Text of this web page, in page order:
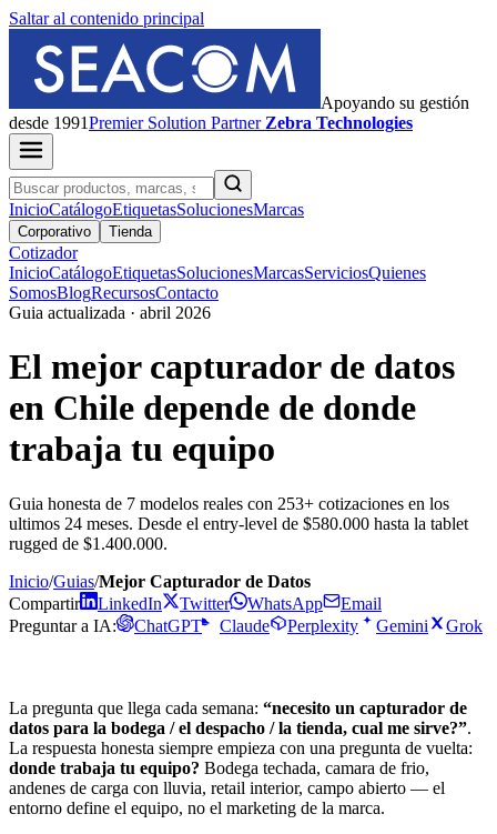
Saltar al contenido principal
Apoyando su gestión
desde 1991PremierSolution Partner Zebra Technologies
InicioCatálogoEtiquetasSolucionesMarcas
Corporativo Tienda
Cotizador
InicioCatálogoEtiquetasSolucionesMarcasServiciosQuienes
SomosBlogRecursosContacto
Guia actualizada · abril 2026
El mejor capturador de datos
en Chile depende de donde
trabaja tu equipo
Guia honesta de 7 modelos reales con 253+ cotizaciones en los
ultimos 24 meses. Desde el entry-level de $580.000 hasta la tablet
rugged de $1.400.000.
Inicio/Guias/Mejor Capturador de Datos
Compartir
LinkedIn Twitter WhatsApp
Email
Preguntar a IA:
ChatGPT Claude Perplexity Gemini Grok
La pregunta que llega cada semana: “necesito un capturador de
datos para la bodega / el despacho / la tienda, cual me sirve?”.
La respuesta honesta siempre empieza con una pregunta de vuelta:
donde trabaja tu equipo? Bodega techada, camara de frio,
andenes de carga con lluvia, retail interior, campo abierto — el
entorno define el equipo, no el marketing de la marca.